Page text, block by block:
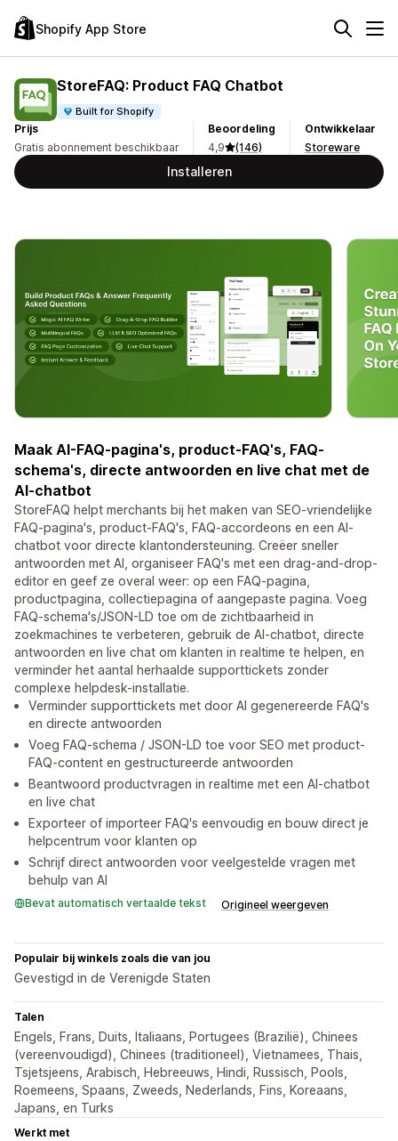
Shopify App Store
StoreFAQ: Product FAQ Chatbot
Built for Shopify
Prijs
Gratis abonnement beschikbaar
Beoordeling
4,9
(146)
Ontwikkelaar
Storeware
Installeren
Maak AI-FAQ-pagina's, product-FAQ's, FAQ-
schema's, directe antwoorden en live chat met de
AI-chatbot
StoreFAQ helpt merchants bij het maken van SEO-vriendelijke
FAQ-pagina's, product-FAQ's, FAQ-accordeons en een AI-
chatbot voor directe klantondersteuning. Creëer sneller
antwoorden met AI, organiseer FAQ's met een drag-and-drop-
editor en geef ze overal weer: op een FAQ-pagina,
productpagina, collectiepagina of aangepaste pagina. Voeg
FAQ-schema's/JSON-LD toe om de zichtbaarheid in
zoekmachines te verbeteren, gebruik de AI-chatbot, directe
antwoorden en live chat om klanten in realtime te helpen, en
verminder het aantal herhaalde supporttickets zonder
complexe helpdesk-installatie.
Verminder supporttickets met door AI gegenereerde FAQ's
en directe antwoorden
Voeg FAQ-schema / JSON-LD toe voor SEO met product-
FAQ-content en gestructureerde antwoorden
Beantwoord productvragen in realtime met een AI-chatbot
en live chat
Exporteer of importeer FAQ's eenvoudig en bouw direct je
helpcentrum voor klanten op
Schrijf direct antwoorden voor veelgestelde vragen met
behulp van AI
Bevat automatisch vertaalde tekst Origineel weergeven
Populair bij winkels zoals die van jou
Gevestigd in de Verenigde Staten
Talen
Engels, Frans, Duits, Italiaans, Portugees (Brazilië), Chinees
(vereenvoudigd), Chinees (traditioneel), Vietnamees, Thais,
Tsjetsjeens, Arabisch, Hebreeuws, Hindi, Russisch, Pools,
Roemeens, Spaans, Zweeds, Nederlands, Fins, Koreaans,
Japans, en Turks
Werkt met